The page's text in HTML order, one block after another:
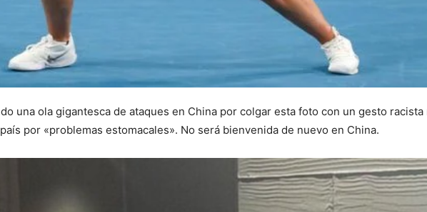
una ola gigantesca de ataques en China por colgar esta foto con un gesto
por «problemas estomacales». No será bienvenida de nuevo en China.